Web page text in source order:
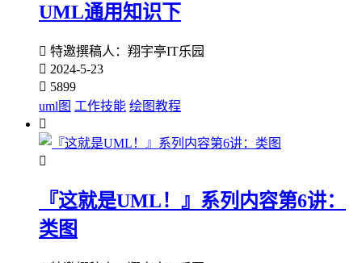
UML通用知识下
 特邀撰稿人：翔宇亭IT乐园
 2024-5-23
 5899
uml图 工作技能 绘图教程


『这就是UML！』系列内容第6讲：
类图